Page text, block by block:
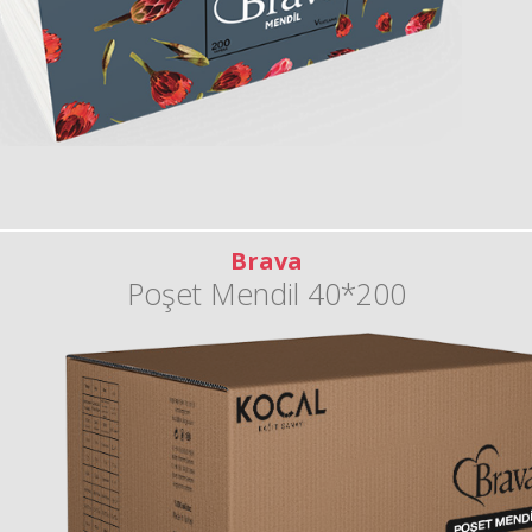
Brava
Poşet Mendil 40*200